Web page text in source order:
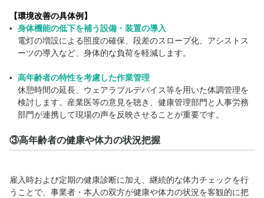
【環境改善の具体例】
身体機能の低下を補う設備・装置の導入
電灯の増設による照度の確保、段差のスロープ化、アシストス
ーツの導入など、身体的な負荷を軽減します。
高年齢者の特性を考慮した作業管理
休憩時間の延長、ウェアラブルデバイス等を用いた体調管理を
検討します。産業医等の意見を聴き、健康管理部門と人事労務
部門が連携して現場の声を反映させることが重要です。
③高年齢者の健康や体力の状況把握
雇入時および定期の健康診断に加え、継続的な体力チェックを行
うことで、事業者・本人の双方が健康や体力の状況を客観的に把